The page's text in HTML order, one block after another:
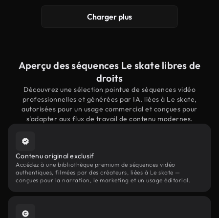
Charger plus
Aperçu des séquences Le skate libres de
droits
Découvrez une sélection pointue de séquences vidéo
professionnelles et générées par IA, liées à Le skate,
autorisées pour un usage commercial et conçues pour
s'adapter aux flux de travail de contenu modernes.
Contenu original exclusif
Accédez à une bibliothèque premium de séquences vidéo
authentiques, filmées par des créateurs, liées à Le skate —
conçues pour la narration, le marketing et un usage éditorial.